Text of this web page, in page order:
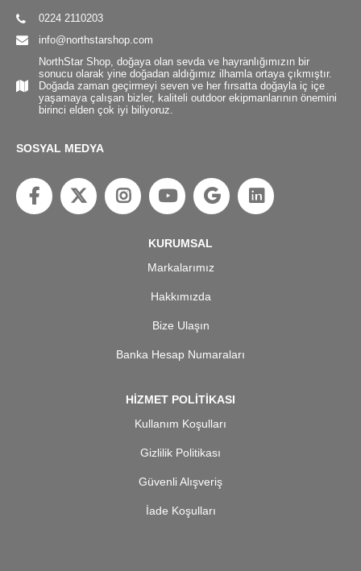
0224 2110203
info@northstarshop.com
NorthStar Shop, doğaya olan sevda ve hayranlığımızın bir
sonucu olarak yine doğadan aldığımız ilhamla ortaya çıkmıştır.
Doğada zaman geçirmeyi seven ve her fırsatta doğayla iç içe
yaşamaya çalışan bizler, kaliteli outdoor ekipmanlarının önemini
birinci elden çok iyi biliyoruz.
SOSYAL MEDYA
KURUMSAL
Markalarımız
Hakkımızda
Bize Ulaşın
Banka Hesap Numaraları
HİZMET POLİTİKASI
Kullanım Koşulları
Gizlilik Politikası
Güvenli Alışveriş
İade Koşulları